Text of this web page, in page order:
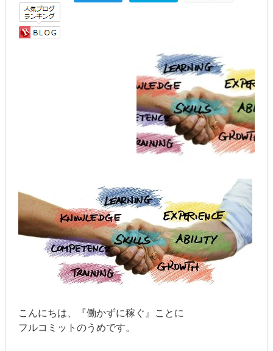
こんにちは、『働かずに稼ぐ』ことに
フルコミットのうめです。